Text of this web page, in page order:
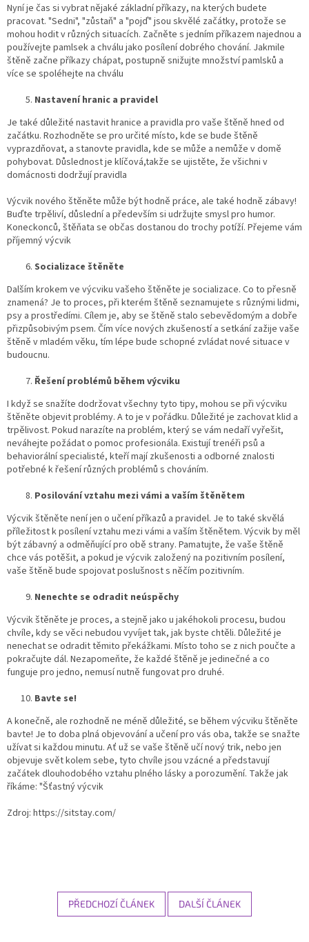
Nyní je čas si vybrat nějaké základní příkazy, na kterých budete
pracovat. "Sedni", "zůstaň" a "pojď" jsou skvělé začátky, protože se
mohou hodit v různých situacích. Začněte s jedním příkazem najednou a
používejte pamlsek a chválu jako posílení dobrého chování. Jakmile
štěně začne příkazy chápat, postupně snižujte množství pamlsků a
více se spoléhejte na chválu
Nastavení hranic a pravidel
Je také důležité nastavit hranice a pravidla pro vaše štěně hned od
začátku. Rozhodněte se pro určité místo, kde se bude štěně
vyprazdňovat, a stanovte pravidla, kde se může a nemůže v domě
pohybovat. Důslednost je klíčová,takže se ujistěte, že všichni v
domácnosti dodržují pravidla
Výcvik nového štěněte může být hodně práce, ale také hodně zábavy!
Buďte trpěliví, důslední a především si udržujte smysl pro humor.
Koneckonců, štěňata se občas dostanou do trochy potíží. Přejeme vám
příjemný výcvik
Socializace štěněte
Dalším krokem ve výcviku vašeho štěněte je socializace. Co to přesně
znamená? Je to proces, při kterém štěně seznamujete s různými lidmi,
psy a prostředími. Cílem je, aby se štěně stalo sebevědomým a dobře
přizpůsobivým psem. Čím více nových zkušeností a setkání zažije vaše
štěně v mladém věku, tím lépe bude schopné zvládat nové situace v
budoucnu.
Řešení problémů během výcviku
I když se snažíte dodržovat všechny tyto tipy, mohou se při výcviku
štěněte objevit problémy. A to je v pořádku. Důležité je zachovat klid a
trpělivost. Pokud narazíte na problém, který se vám nedaří vyřešit,
neváhejte požádat o pomoc profesionála. Existují trenéři psů a
behaviorální specialisté, kteří mají zkušenosti a odborné znalosti
potřebné k řešení různých problémů s chováním.
Posilování vztahu mezi vámi a vaším štěnětem
Výcvik štěněte není jen o učení příkazů a pravidel. Je to také skvělá
příležitost k posílení vztahu mezi vámi a vaším štěnětem. Výcvik by měl
být zábavný a odměňující pro obě strany. Pamatujte, že vaše štěně
chce vás potěšit, a pokud je výcvik založený na pozitivním posílení,
vaše štěně bude spojovat poslušnost s něčím pozitivním.
Nenechte se odradit neúspěchy
Výcvik štěněte je proces, a stejně jako u jakéhokoli procesu, budou
chvíle, kdy se věci nebudou vyvíjet tak, jak byste chtěli. Důležité je
nenechat se odradit těmito překážkami. Místo toho se z nich poučte a
pokračujte dál. Nezapomeňte, že každé štěně je jedinečné a co
funguje pro jedno, nemusí nutně fungovat pro druhé.
Bavte se!
A konečně, ale rozhodně ne méně důležité, se během výcviku štěněte
bavte! Je to doba plná objevování a učení pro vás oba, takže se snažte
užívat si každou minutu. Ať už se vaše štěně učí nový trik, nebo jen
objevuje svět kolem sebe, tyto chvíle jsou vzácné a představují
začátek dlouhodobého vztahu plného lásky a porozumění. Takže jak
říkáme: "Šťastný výcvik
Zdroj: https://sitstay.com/
PŘEDCHOZÍ ČLÁNEK DALŠÍ ČLÁNEK